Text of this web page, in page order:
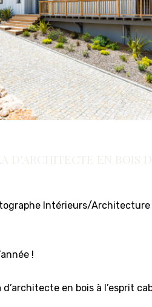
Intérieurs/Architecture
!
en bois à l’esprit